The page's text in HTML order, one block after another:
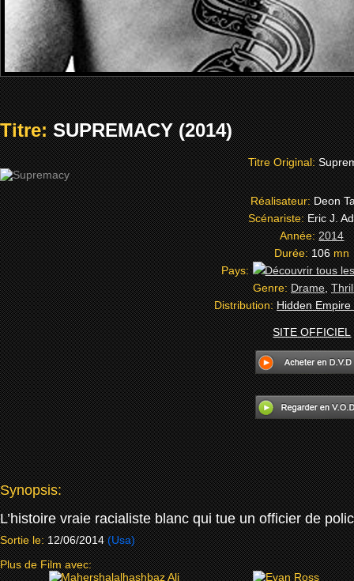
Titre:SUPREMACY (2014)
Titre Original:
Réalisateur:Deon
Scénariste:Eric J.
Année:2014
Durée:106mn
Pays:
Genre:Drame,
Distribution:Hidden
SITE OFFICIEL
Synopsis:
L’histoire vraie racialiste blanc qui tue un officier de
Sortie le: 12/06/2014 (Usa)
Plus de Film avec: